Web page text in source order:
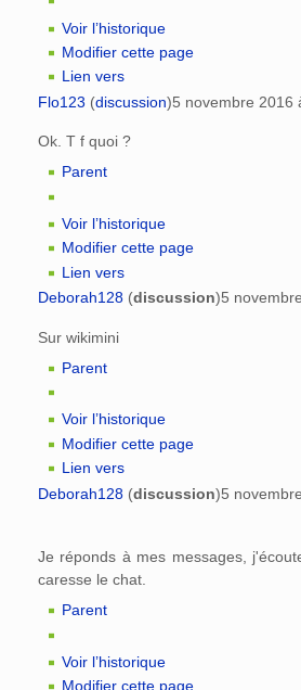
Voir l’historique
Modifier cette page
Lien vers
Flo123 (discussion)5 novembre 2016
Ok. T f quoi ?
Parent
Voir l’historique
Modifier cette page
Lien vers
Deborah128 (discussion)5
Sur wikimini
Parent
Voir l’historique
Modifier cette page
Lien vers
Deborah128 (discussion)5
Je réponds à mes messages,
caresse le chat.
Parent
Voir l’historique
Modifier cette page